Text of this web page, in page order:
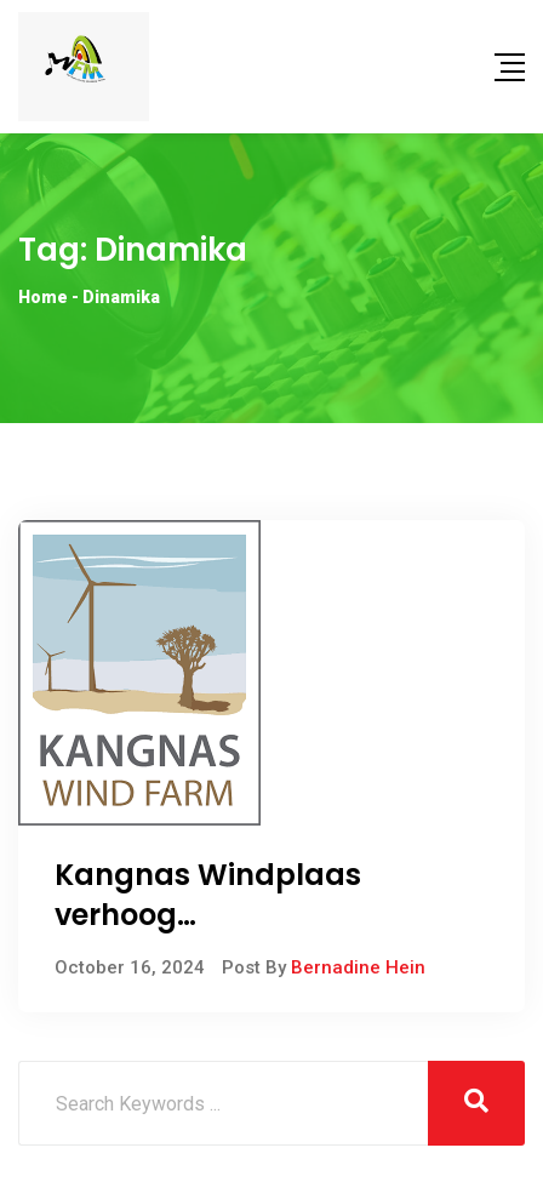
Tag: Dinamika
Home - Dinamika
Kangnas Windplaas
verhoog
Klaskamerbetrokkenheid
October 16, 2024 Post By Bernadine Hein